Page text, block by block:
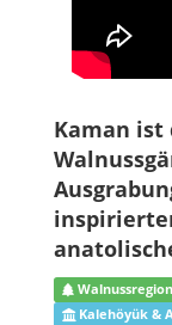
Kaman ist
Kalehöyük &